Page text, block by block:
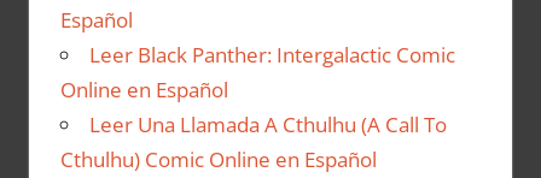
Español
Leer Black Panther: Intergalactic Comic
Online en Español
Leer Una Llamada A Cthulhu (A Call To
Cthulhu) Comic Online en Español